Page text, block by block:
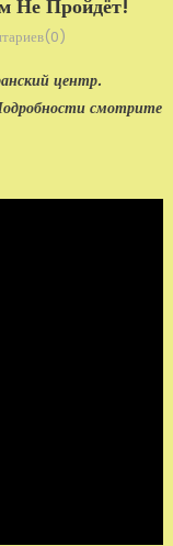
Не Пройдёт!
центр.
смотрите